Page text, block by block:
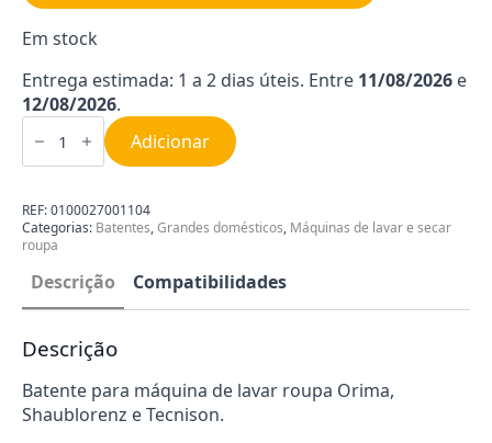
Em stock
Entrega estimada: 1 a 2 dias úteis. Entre 11/08/2026 e
12/08/2026.
Quantidade
de
para
de
Lavar
Roupa
0100027001104
Adicionar
REF:0100027001104
Categorias: Batentes,Grandes domésticos, Máquinas de lavar e secar
roupa
Descrição Compatibilidades
Descrição
Batente para máquina de lavar roupa Orima,
Shaublorenz e Tecnison.